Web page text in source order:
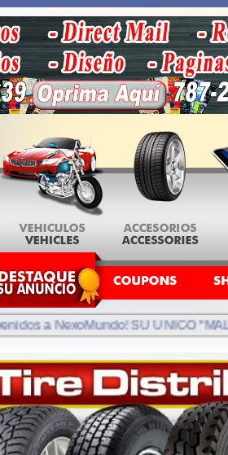
a NexoMundo! SU UNICO "MALL"